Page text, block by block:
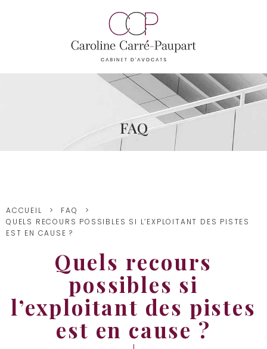
FAQ
ACCUEIL
FAQ
QUELS RECOURS POSSIBLES SI L’EXPLOITANT DES PISTES
EST EN CAUSE ?
Quels recours
possibles si
l’exploitant des pistes
est en cause ?